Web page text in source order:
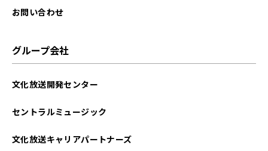
お問い合わせ
グループ会社
文化放送開発センター
セントラルミュージック
文化放送キャリアパートナーズ